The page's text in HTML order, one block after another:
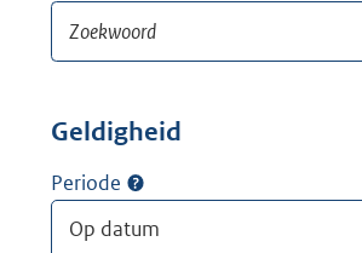
Geldigheid
Periode